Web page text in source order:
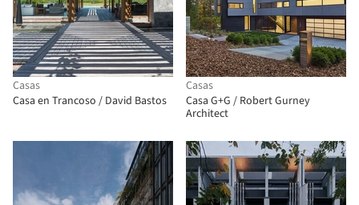
Casas
Casa en Trancoso / David Bastos
Casas
Casa G+G / Robert Gurney
Architect